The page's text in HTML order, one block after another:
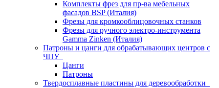
Комплекты фрез для пр-ва мебельных
фасадов BSP (Италия)
Фрезы для кромкооблицовочных станков
Фрезы для ручного электро-инструмента
Gamma Zinken (Италия)
Патроны и цанги для обрабатывающих центров с
ЧПУ
Цанги
Патроны
Твердосплавные пластины для деревообработки